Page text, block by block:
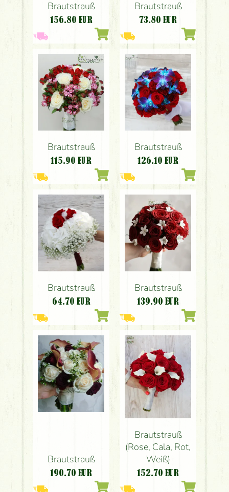
Brautstrauß
156.80 EUR
Brautstrauß
73.80 EUR
Brautstrauß
115.90 EUR
Brautstrauß
126.10 EUR
Brautstrauß
64.70 EUR
Brautstrauß
139.90 EUR
Brautstrauß
190.70 EUR
Brautstrauß
(Rose, Cala, Rot,
Weiß)
152.70 EUR